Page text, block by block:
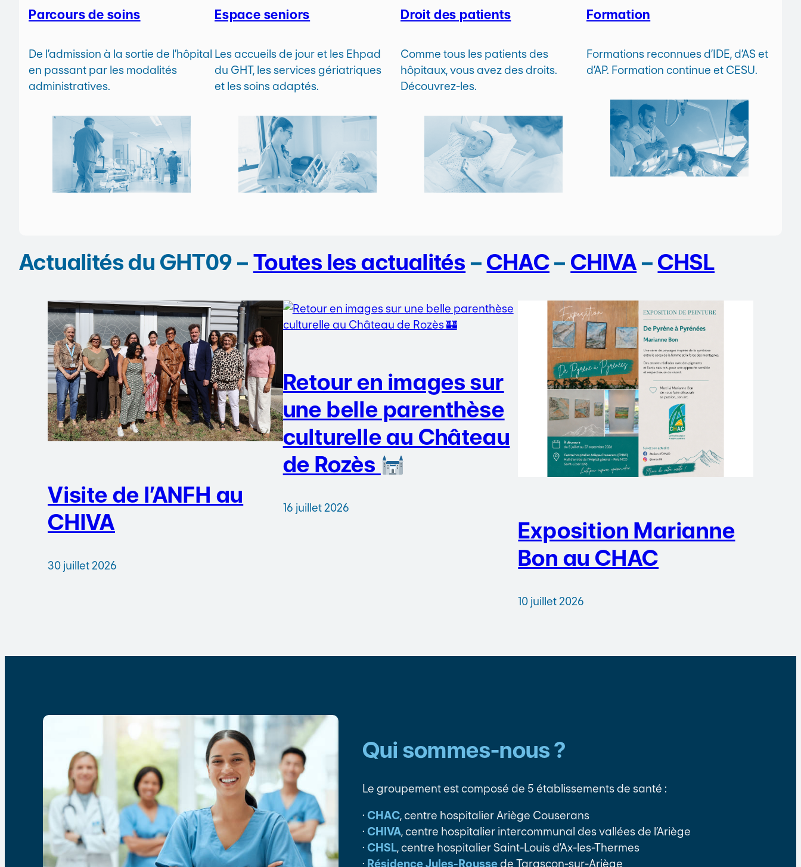
Parcours de soins
De l’admission à la sortie de l’hôpital
en passant par les modalités
administratives.
Espace seniors
Les accueils de jour et les Ehpad
du GHT, les services gériatriques
et les soins adaptés.
Droit des patients
Comme tous les patients des
hôpitaux, vous avez des droits.
Découvrez-les.
Formation
Formations reconnues d’IDE, d’AS et
d’AP. Formation continue et CESU.
Actualités du GHT09 – Toutes les actualités – CHAC– CHIVA – CHSL
Visite de l’ANFH au
CHIVA
30 juillet 2026
Retour en images sur
une belle parenthèse
culturelle au Château
de Rozès
16 juillet 2026
Exposition Marianne
Bon au CHAC
10 juillet 2026
Qui sommes-nous ?
Le groupement est composé de 5 établissements de santé :
· CHAC, centre hospitalier Ariège Couserans
· CHIVA, centre hospitalier intercommunal des vallées de l’Ariège
· CHSL, centre hospitalier Saint-Louis d’Ax-les-Thermes
· Résidence Jules-Roussede Tarascon-sur-Ariège